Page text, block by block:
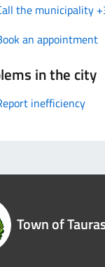
the municipality
an appointment
in the city
inefficiency
Town of